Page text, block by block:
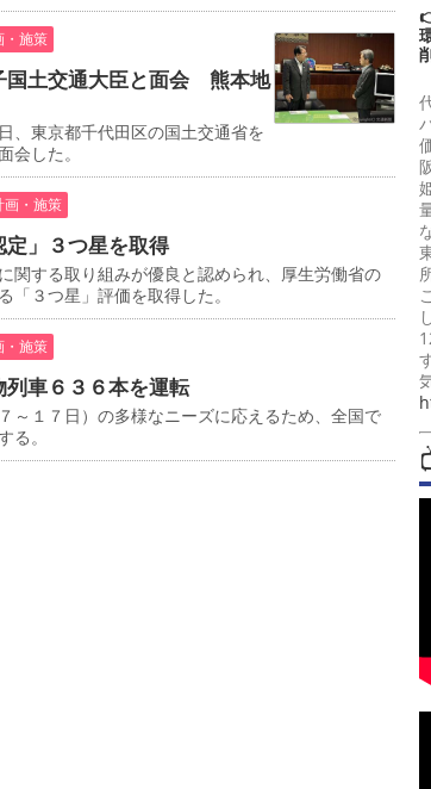
・施策
土交通大臣と面会 熊本地
、東京都千代田区の国土交通省を
会した。
画・施策
」３つ星を取得
関する取り組みが優良と認められ、厚生労働省の
「３つ星」評価を取得した。
・施策
車６３６本を運転
～１７日）の多様なニーズに応えるため、全国で
る。